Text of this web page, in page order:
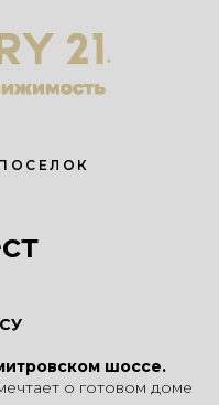
шоссе.
о готовом доме